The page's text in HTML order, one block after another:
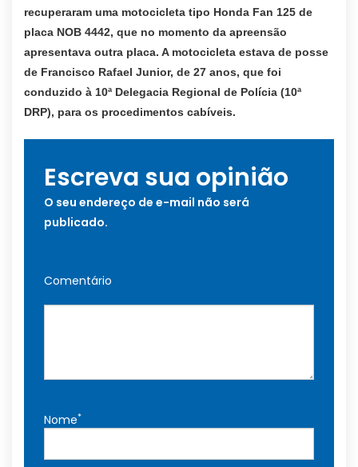
recuperaram uma motocicleta tipo Honda Fan 125 de
placa NOB 4442, que no momento da apreensão
apresentava outra placa. A motocicleta estava de posse
de Francisco Rafael Junior, de 27 anos, que foi
conduzido à 10ª Delegacia Regional de Polícia (10ª
DRP), para os procedimentos cabíveis.
Escreva sua opinião
O seu endereço de e-mail não será
publicado.
Comentário
Nome*